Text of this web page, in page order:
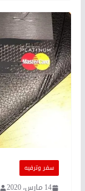
سفر وترفيه
14 مارس، 2020